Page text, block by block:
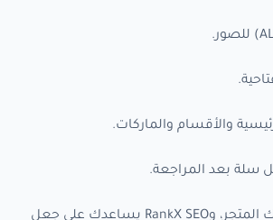
والأقسام والماركات.
سلة بعد المراجعة.
هذا يعني أن سلة تمنحك المتجر، وRankX SEO يساعدك على جعل